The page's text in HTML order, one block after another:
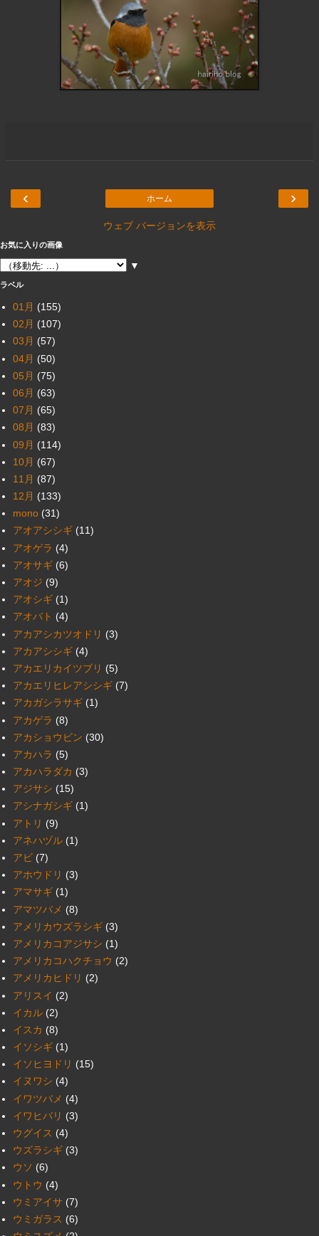
‹ ›
ホーム
ウェブ バージョンを表示
お気に入りの画像
▼
ラベル
01月 (155)
02月 (107)
03月 (57)
04月 (50)
05月 (75)
06月 (63)
07月 (65)
08月 (83)
09月 (114)
10月 (67)
11月 (87)
12月 (133)
mono (31)
アオアシシギ (11)
アオゲラ (4)
アオサギ (6)
アオジ (9)
アオシギ (1)
アオバト (4)
アカアシカツオドリ (3)
アカアシシギ (4)
アカエリカイツブリ (5)
アカエリヒレアシシギ (7)
アカガシラサギ (1)
アカゲラ (8)
アカショウビン (30)
アカハラ (5)
アカハラダカ (3)
アジサシ (15)
アシナガシギ (1)
アトリ (9)
アネハヅル (1)
アビ (7)
アホウドリ (3)
アマサギ (1)
アマツバメ (8)
アメリカウズラシギ (3)
アメリカコアジサシ (1)
アメリカコハクチョウ (2)
アメリカヒドリ (2)
アリスイ (2)
イカル (2)
イスカ (8)
イソシギ (1)
イソヒヨドリ (15)
イヌワシ (4)
イワツバメ (4)
イワヒバリ (3)
ウグイス (4)
ウズラシギ (3)
ウソ (6)
ウトウ (4)
ウミアイサ (7)
ウミガラス (6)